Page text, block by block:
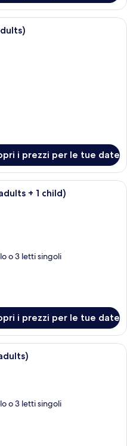
da letto di alta qualità,
i prezzi per le tue date
camera d'albergo con un letto
+ 1 child)
o 3 letti singoli
i prezzi per le tue date
camera d'albergo con un letto
o 3 letti singoli